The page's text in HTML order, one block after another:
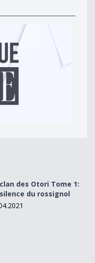
du rossignol
des Otori Tome 1:
du rossignol